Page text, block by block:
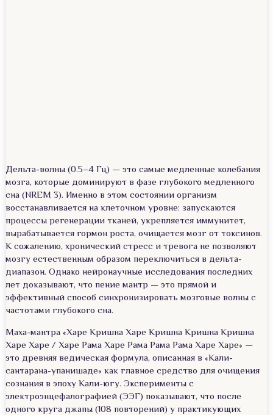
Дельта-волны (0.5–4 Гц) — это самые медленные колебания
мозга, которые доминируют в фазе глубокого медленного
сна (NREM 3). Именно в этом состоянии организм
восстанавливается на клеточном уровне: запускаются
процессы регенерации тканей, укрепляется иммунитет,
вырабатывается гормон роста, очищается мозг от токсинов.
К сожалению, хронический стресс и тревога не позволяют
мозгу естественным образом переключиться в дельта-
диапазон. Однако нейронаучные исследования последних
лет доказывают, что пение мантр — это прямой и
эффективный способ синхронизировать мозговые волны с
частотами глубокого сна.
Маха-мантра «Харе Кришна Харе Кришна Кришна Кришна
Харе Харе / Харе Рама Харе Рама Рама Рама Харе Харе» —
это древняя ведическая формула, описанная в «Кали-
сантарана-упанишаде» как главное средство для очищения
сознания в эпоху Кали-югу. Эксперименты с
электроэнцефалографией (ЭЭГ) показывают, что после
одного круга джапы (108 повторений) у практикующих